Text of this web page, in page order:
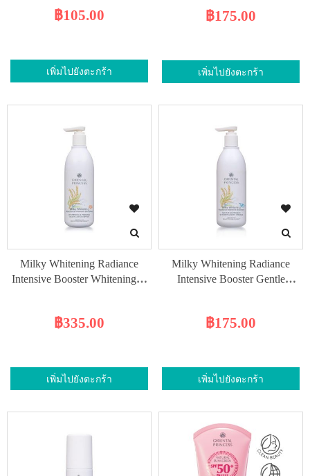
100%
฿105.00
เพิ่มไปยังตะกร้า
฿175.00
เพิ่มไปยังตะกร้า
Milky Whitening Radiance
Intensive Booster Whitening &
฿335.00
เพิ่มไปยังตะกร้า
Milky Whitening Radiance
Intensive Booster Gentle
฿175.00
เพิ่มไปยังตะกร้า